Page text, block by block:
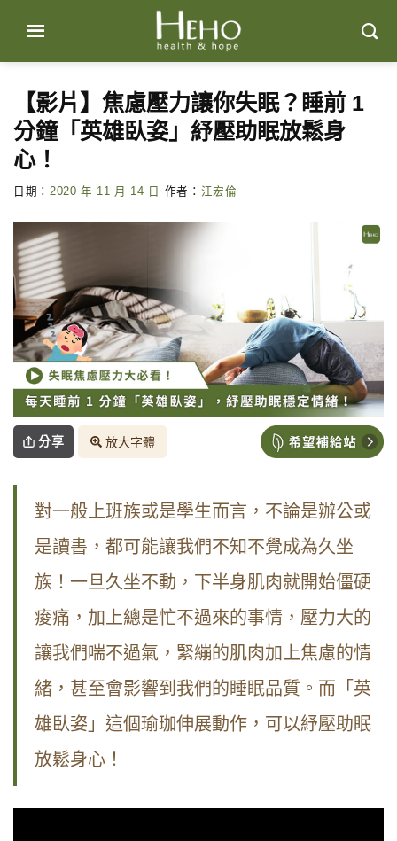
content
【影片】焦慮壓力讓你失眠？睡前 1
分鐘「英雄臥姿」紓壓助眠放鬆身
心！
日期： 2020 年 11 月 14 日 作者： 江宏倫
分享 放大字體
對一般上班族或是學生而言，不論是辦公或
是讀書，都可能讓我們不知不覺成為久坐
族！一旦久坐不動，下半身肌肉就開始僵硬
痠痛，加上總是忙不過來的事情，壓力大的
讓我們喘不過氣，緊繃的肌肉加上焦慮的情
緒，甚至會影響到我們的睡眠品質。而 「英
雄臥姿」這個瑜珈伸展動作，可以紓壓助眠
放鬆身心！